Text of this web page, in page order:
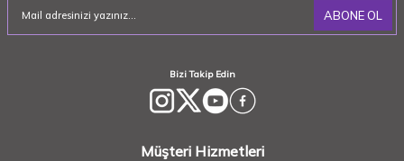
ABONE OL
Bizi Takip Edin
Müşteri Hizmetleri